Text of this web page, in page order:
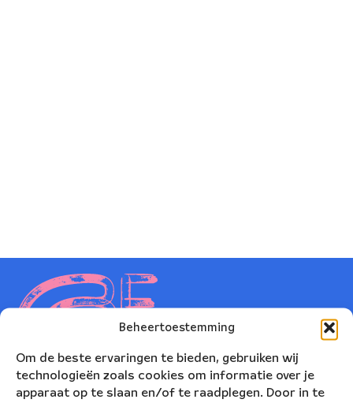
Beheertoestemming
Om de beste ervaringen te bieden, gebruiken wij
technologieën zoals cookies om informatie over je
apparaat op te slaan en/of te raadplegen. Door in te